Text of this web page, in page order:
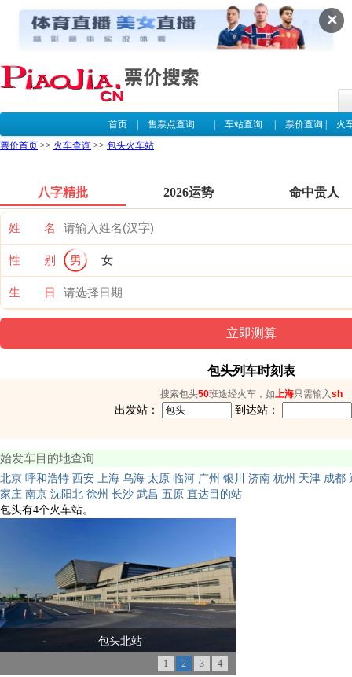
✕
首页| 售票点查询 | 车站查询 | 票价查询 |
火
票价首页 >> 火车查询 >> 包头火车站
八字精批 2026运势 命中贵人
姓 名
性 别 男 女
生 日
包头列车时刻表
搜索包头50班途经火车，如 上海只需输入 sh
出发站： 到达站：
始发车目的地查询
北京 呼和浩特 西安 上海 乌海 太原 临河 广州 银川 济南 杭州 天津 成都
家庄 南京 沈阳北 徐州 长沙 武昌 五原 直达目的站
包头有4个火车站。
包头北站
1 2 3 4